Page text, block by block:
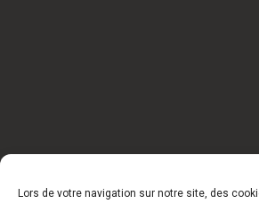
Lors de votre navigation sur notre site, des